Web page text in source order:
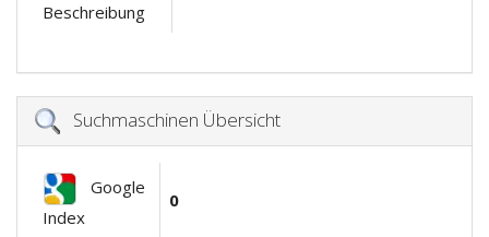
Beschreibung
Suchmaschinen Übersicht
Google
Index
0